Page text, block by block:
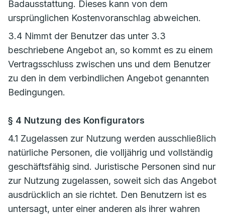
Badausstattung. Dieses kann von dem
ursprünglichen Kostenvoranschlag abweichen.
3.4 Nimmt der Benutzer das unter 3.3
beschriebene Angebot an, so kommt es zu einem
Vertragsschluss zwischen uns und dem Benutzer
zu den in dem verbindlichen Angebot genannten
Bedingungen.
§ 4 Nutzung des Konfigurators
4.1 Zugelassen zur Nutzung werden ausschließlich
natürliche Personen, die volljährig und vollständig
geschäftsfähig sind. Juristische Personen sind nur
zur Nutzung zugelassen, soweit sich das Angebot
ausdrücklich an sie richtet. Den Benutzern ist es
untersagt, unter einer anderen als ihrer wahren